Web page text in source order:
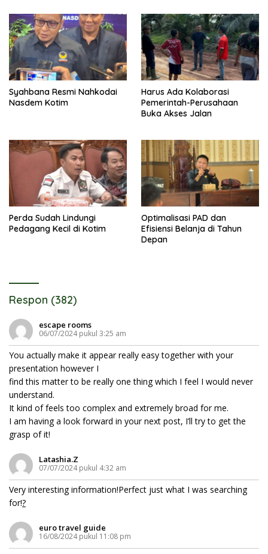
Syahbana Resmi Nahkodai
Nasdem Kotim
Harus Ada Kolaborasi
Pemerintah-Perusahaan
Buka Akses Jalan
Perda Sudah Lindungi
Pedagang Kecil di Kotim
Optimalisasi PAD dan
Efisiensi Belanja di Tahun
Depan
Respon (382)
escape rooms
06/07/2024 pukul 3:25 am
You actually make it appear really easy together with your
presentation however I
find this matter to be really one thing which I feel I would never
understand.
It kind of feels too complex and extremely broad for me.
I am having a look forward in your next post, I’ll try to get the
grasp of it!
Latashia.Z
07/07/2024 pukul 4:32 am
Very interesting information!Perfect just what I was searching
for!?
euro travel guide
16/08/2024 pukul 11:08 pm